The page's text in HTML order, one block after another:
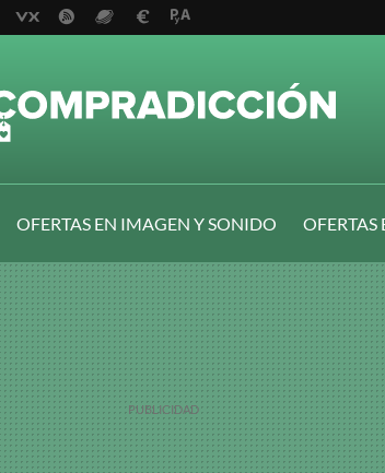
OFERTAS EN IMAGEN Y SONIDO
OFERTAS